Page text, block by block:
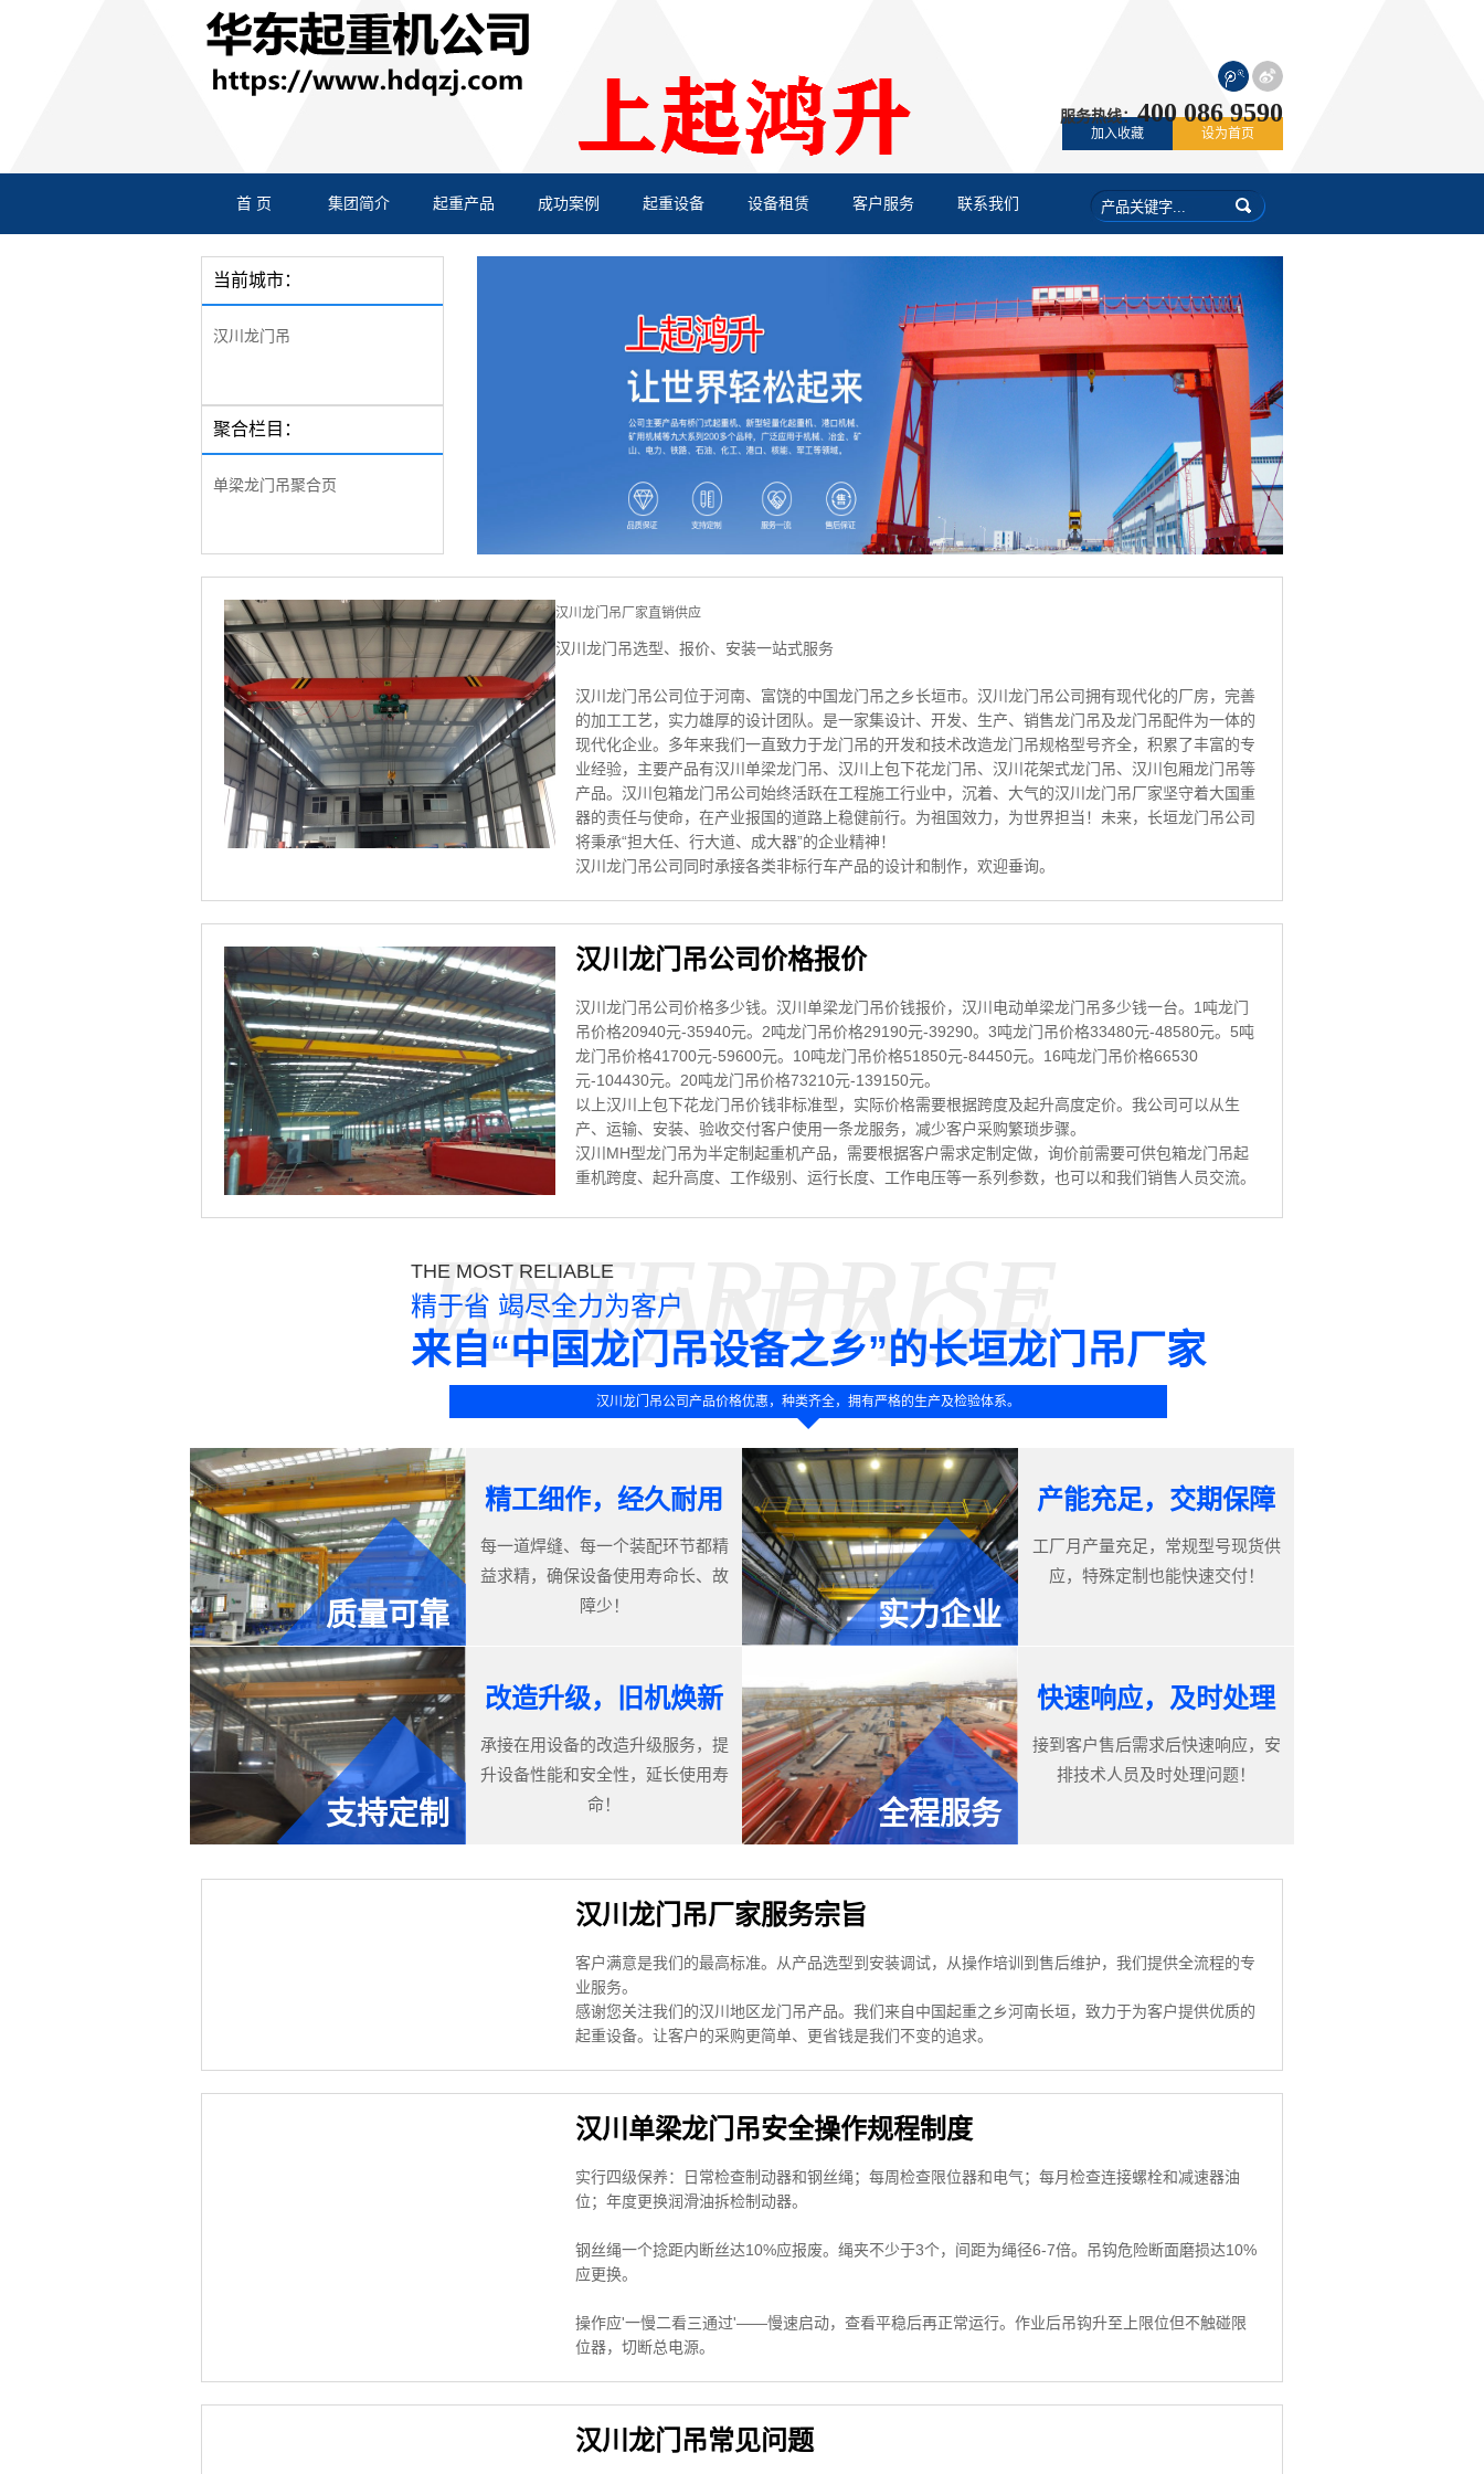
加入收藏 设为首页
服务热线：400 086 9590
首 页 集团简介 起重产品 成功案例 起重设备 设备租赁 客户服务 联系我们
当前城市：
汉川龙门吊
聚合栏目：
单梁龙门吊聚合页
汉川龙门吊厂家直销供应
汉川龙门吊选型、报价、安装一站式服务
汉川龙门吊公司位于河南、富饶的中国龙门吊之乡长垣市。汉川龙门吊公司拥有现代化的厂房，完善
的加工工艺，实力雄厚的设计团队。是一家集设计、开发、生产、销售龙门吊及龙门吊配件为一体的
现代化企业。多年来我们一直致力于龙门吊的开发和技术改造龙门吊规格型号齐全，积累了丰富的专
业经验，主要产品有汉川单梁龙门吊、汉川上包下花龙门吊、汉川花架式龙门吊、汉川包厢龙门吊等
产品。汉川包箱龙门吊公司始终活跃在工程施工行业中，沉着、大气的汉川龙门吊厂家坚守着大国重
器的责任与使命，在产业报国的道路上稳健前行。为祖国效力，为世界担当！未来，长垣龙门吊公司
将秉承“担大任、行大道、成大器”的企业精神！
汉川龙门吊公司同时承接各类非标行车产品的设计和制作，欢迎垂询。
汉川龙门吊公司价格报价
汉川龙门吊公司价格多少钱。汉川单梁龙门吊价钱报价，汉川电动单梁龙门吊多少钱一台。1吨龙门
吊价格20940元-35940元。2吨龙门吊价格29190元-39290。3吨龙门吊价格33480元-48580元。5吨
龙门吊价格41700元-59600元。10吨龙门吊价格51850元-84450元。16吨龙门吊价格66530
元-104430元。20吨龙门吊价格73210元-139150元。
以上汉川上包下花龙门吊价钱非标准型，实际价格需要根据跨度及起升高度定价。我公司可以从生
产、运输、安装、验收交付客户使用一条龙服务，减少客户采购繁琐步骤。
汉川MH型龙门吊为半定制起重机产品，需要根据客户需求定制定做，询价前需要可供包箱龙门吊起
重机跨度、起升高度、工作级别、运行长度、工作电压等一系列参数，也可以和我们销售人员交流。
ENTERPRISE
ADVANTAGE
THE MOST RELIABLE
精于省 竭尽全力为客户
来自“中国龙门吊设备之乡”的长垣龙门吊厂家
汉川龙门吊公司产品价格优惠，种类齐全，拥有严格的生产及检验体系。
质量可靠
精工细作，经久耐用
每一道焊缝、每一个装配环节都精
益求精，确保设备使用寿命长、故
障少！
实力企业
产能充足，交期保障
工厂月产量充足，常规型号现货供
应，特殊定制也能快速交付！
支持定制
改造升级，旧机焕新
承接在用设备的改造升级服务，提
升设备性能和安全性，延长使用寿
命！
全程服务
快速响应，及时处理
接到客户售后需求后快速响应，安
排技术人员及时处理问题！
汉川龙门吊厂家服务宗旨
客户满意是我们的最高标准。从产品选型到安装调试，从操作培训到售后维护，我们提供全流程的专
业服务。
感谢您关注我们的汉川地区龙门吊产品。我们来自中国起重之乡河南长垣，致力于为客户提供优质的
起重设备。让客户的采购更简单、更省钱是我们不变的追求。
汉川单梁龙门吊安全操作规程制度
实行四级保养：日常检查制动器和钢丝绳；每周检查限位器和电气；每月检查连接螺栓和减速器油
位；年度更换润滑油拆检制动器。
钢丝绳一个捻距内断丝达10%应报废。绳夹不少于3个，间距为绳径6-7倍。吊钩危险断面磨损达10%
应更换。
操作应'一慢二看三通过'——慢速启动，查看平稳后再正常运行。作业后吊钩升至上限位但不触碰限
位器，切断总电源。
汉川龙门吊常见问题